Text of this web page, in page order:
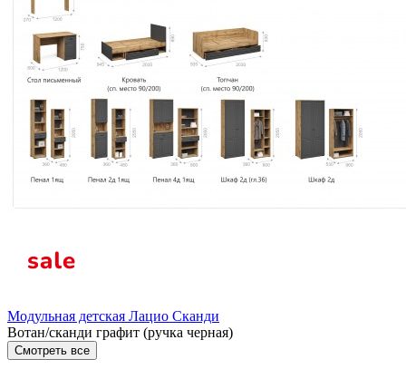
Модульная детская Лацио Сканди
Вотан/сканди графит (ручка черная)
Смотреть все